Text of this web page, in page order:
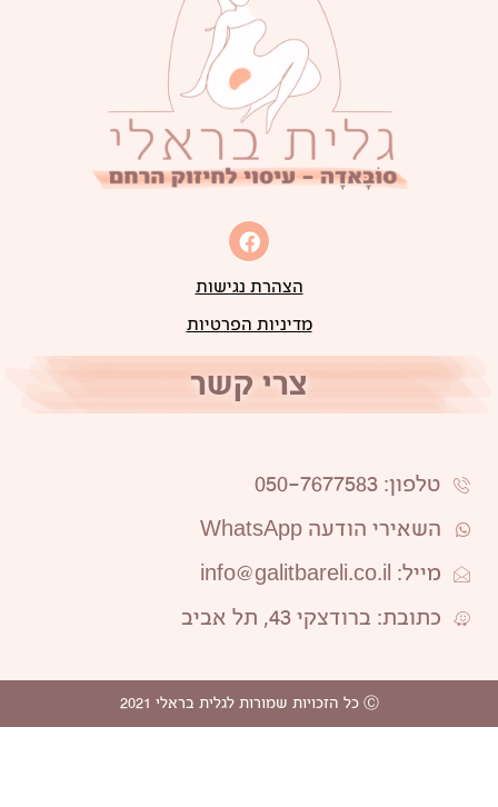
הצהרת נגישות
מדיניות הפרטיות
צרי קשר
טלפון: 050-7677583
השאירי הודעה WhatsApp
מייל: info@galitbareli.co.il
כתובת: ברודצקי 43, תל אביב
Ⓒ כל הזכויות שמורות לגלית בראלי 2021